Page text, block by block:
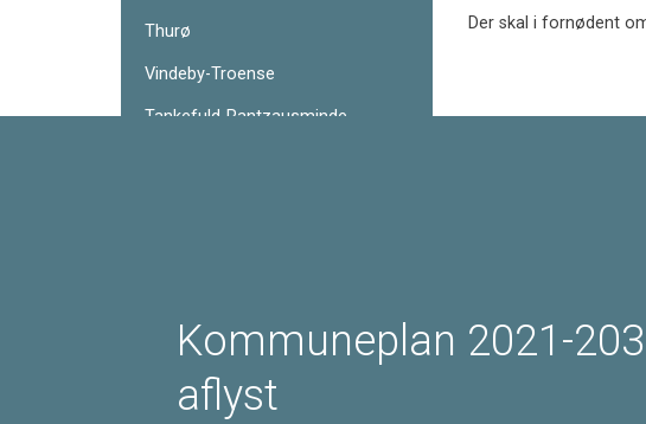
Thurø
Vindeby-Troense
Tankefuld-Rantzausminde
Tåsinge
Småøerne
Der skal i fornødent
Kommuneplan 2021-
aflyst